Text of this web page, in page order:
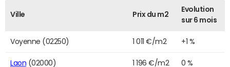
Ville Prix du m2
Evolution
sur 6 mois
Voyenne (02250) 1 011 €/m2 +1 %
Laon (02000) 1 196 €/m2 0 %